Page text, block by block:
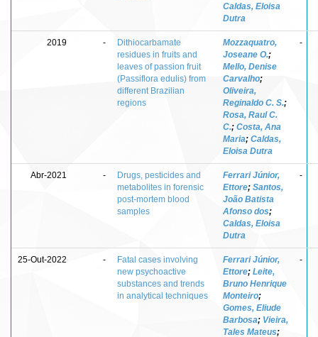
Caldas, Eloisa
Dutra
2019 -
Dithiocarbamate
residues in fruits and
leaves of passion fruit
(Passiflora edulis) from
different Brazilian
regions
Mozzaquatro,
Joseane O.;
Mello, Denise
Carvalho;
Oliveira,
Reginaldo C. S.;
Rosa, Raul C.
C.; Costa, Ana
Maria; Caldas,
Eloisa Dutra
-
Abr-2021 -
Drugs, pesticides and
metabolites in forensic
post-mortem blood
samples
Ferrari Júnior,
Ettore; Santos,
João Batista
Afonso dos;
Caldas, Eloisa
Dutra
-
25-Out-2022 -
Fatal cases involving
new psychoactive
substances and trends
in analytical techniques
Ferrari Júnior,
Ettore; Leite,
Bruno Henrique
Monteiro;
Gomes, Eliude
Barbosa; Vieira,
Tales Mateus;
-